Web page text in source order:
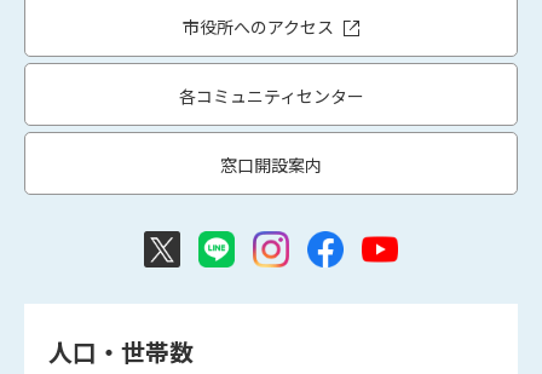
市役所へのアクセス
各コミュニティセンター
窓口開設案内
人口・世帯数